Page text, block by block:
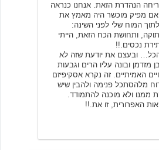
הנהדרת הזאת. אנחנו כנראה
אם מפיק מוכשר היה מאמץ את
המוח שלי לפני השינה:
ותחושת הכח הזאת, הייתי
נכסים.!!
ובעצם את יודעת שזה לא
מזדמן ובונה עליו הרים וגבעות
האמיתיים. זה נקרא אסקיפיזם
מלהסתכל פנימה ולהבין שיש
ולא מוכנה להתמודד.
האפרורית, זו את.!!